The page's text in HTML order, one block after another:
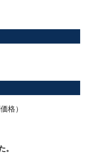
格）
。